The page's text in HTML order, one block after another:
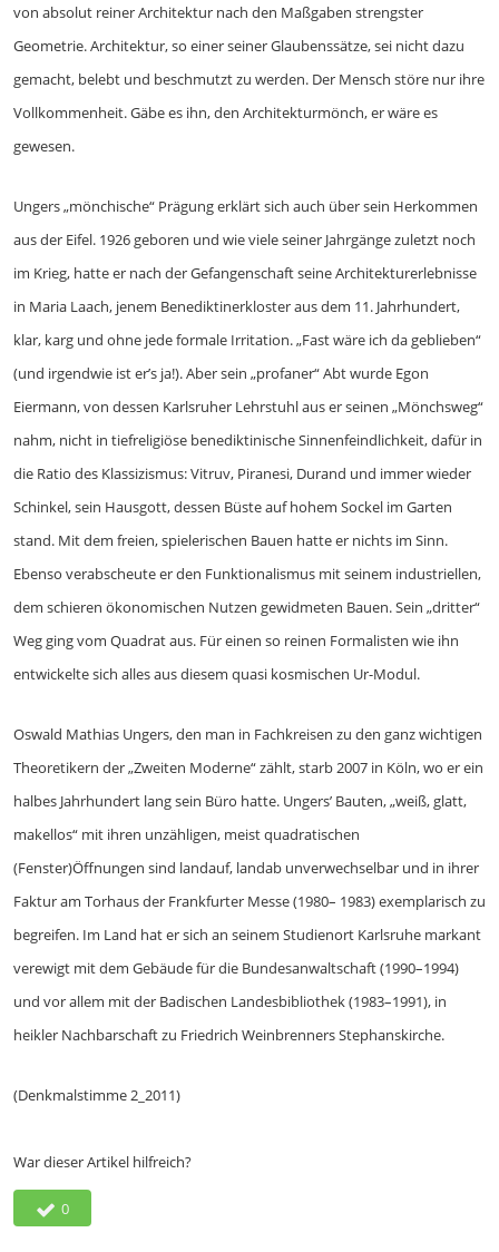
von absolut reiner Architektur nach den Maßgaben strengster
Geometrie. Architektur, so einer seiner Glaubenssätze, sei nicht dazu
gemacht, belebt und beschmutzt zu werden. Der Mensch störe nur ihre
Vollkommenheit. Gäbe es ihn, den Architekturmönch, er wäre es
gewesen.
Ungers „mönchische“ Prägung erklärt sich auch über sein Herkommen
aus der Eifel. 1926 geboren und wie viele seiner Jahrgänge zuletzt noch
im Krieg, hatte er nach der Gefangenschaft seine Architekturerlebnisse
in Maria Laach, jenem Benediktinerkloster aus dem 11. Jahrhundert,
klar, karg und ohne jede formale Irritation. „Fast wäre ich da geblieben“
(und irgendwie ist er’s ja!). Aber sein „profaner“ Abt wurde Egon
Eiermann, von dessen Karlsruher Lehrstuhl aus er seinen „Mönchsweg“
nahm, nicht in tiefreligiöse benediktinische Sinnenfeindlichkeit, dafür in
die Ratio des Klassizismus: Vitruv, Piranesi, Durand und immer wieder
Schinkel, sein Hausgott, dessen Büste auf hohem Sockel im Garten
stand. Mit dem freien, spielerischen Bauen hatte er nichts im Sinn.
Ebenso verabscheute er den Funktionalismus mit seinem industriellen,
dem schieren ökonomischen Nutzen gewidmeten Bauen. Sein „dritter“
Weg ging vom Quadrat aus. Für einen so reinen Formalisten wie ihn
entwickelte sich alles aus diesem quasi kosmischen Ur-Modul.
Oswald Mathias Ungers, den man in Fachkreisen zu den ganz wichtigen
Theoretikern der „Zweiten Moderne“ zählt, starb 2007 in Köln, wo er ein
halbes Jahrhundert lang sein Büro hatte. Ungers’ Bauten, „weiß, glatt,
makellos“ mit ihren unzähligen, meist quadratischen
(Fenster)Öffnungen sind landauf, landab unverwechselbar und in ihrer
Faktur am Torhaus der Frankfurter Messe (1980– 1983) exemplarisch zu
begreifen. Im Land hat er sich an seinem Studienort Karlsruhe markant
verewigt mit dem Gebäude für die Bundesanwaltschaft (1990–1994)
und vor allem mit der Badischen Landesbibliothek (1983–1991), in
heikler Nachbarschaft zu Friedrich Weinbrenners Stephanskirche.
(Denkmalstimme 2_2011)
War dieser Artikel hilfreich?
0